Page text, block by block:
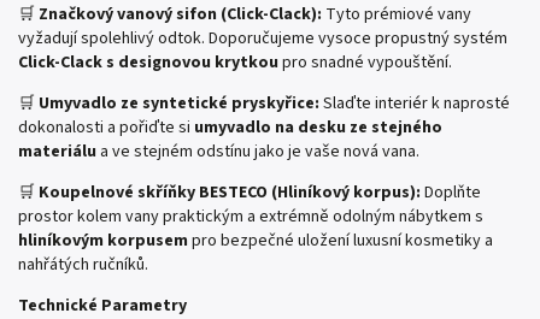
🛒 Značkový vanový sifon (Click-Clack): Tyto prémiové vany
vyžadují spolehlivý odtok. Doporučujeme vysoce propustný systém
Click-Clack s designovou krytkou pro snadné vypouštění.
🛒 Umyvadlo ze syntetické pryskyřice: Slaďte interiér k naprosté
dokonalosti a pořiďte si umyvadlo na desku ze stejného
materiálu a ve stejném odstínu jako je vaše nová vana.
🛒 Koupelnové skříňky BESTECO (Hliníkový korpus): Doplňte
prostor kolem vany praktickým a extrémně odolným nábytkem s
hliníkovým korpusem pro bezpečné uložení luxusní kosmetiky a
nahřátých ručníků.
Technické Parametry